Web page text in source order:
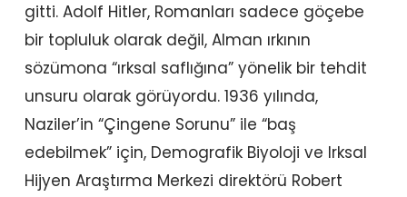
gitti. Adolf Hitler, Romanları sadece göçebe
bir topluluk olarak değil, Alman ırkının
sözümona “ırksal saflığına” yönelik bir tehdit
unsuru olarak görüyordu. 1936 yılında,
Naziler’in “Çingene Sorunu” ile “baş
edebilmek” için, Demografik Biyoloji ve Irksal
Hijyen Araştırma Merkezi direktörü Robert